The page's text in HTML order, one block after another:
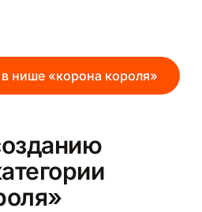
нише «корона короля»